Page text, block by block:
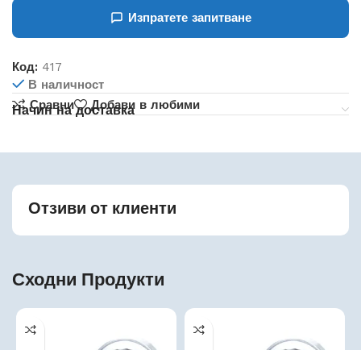
Изпратете запитване
Код: 417
В наличност
Сравни
Добави в любими
Начин на доставка
Отзиви от клиенти
Сходни Продукти